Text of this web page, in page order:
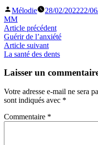
Publié
par
Mélodie 28/02/202222/
MM
Navigation
de
l’article
Article précédentArticle
précédent :
Guérir de l’anxiété
Article suivantArticle
suivant
La santé des dents
Laisser un
Votre adresse e-mail ne sera
sont indiqués avec *
Commentaire *